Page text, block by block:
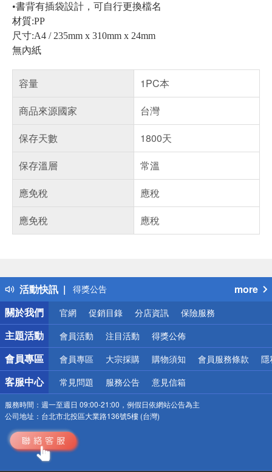
•書背有插袋設計，可自行更換檔名
材質:PP
尺寸:A4 / 235mm x 310mm x 24mm
無內紙
容量
1PC本
商品來源國家
台灣
保存天數
1800天
保存溫層
常溫
應免稅
應稅
應免稅
應稅
活動快訊
得獎公告
熱門話題
銀行優惠
偏遠地區配送
詐騙網頁！請小心！
more
關於我們
官網 促銷目錄 分店資訊 保險服務
主題活動 會員活動 注目活動 得獎公佈
會員專區 會員專區 大宗採購 購物須知 會員服務條款 隱
客服中心 常見問題 服務公告 意見信箱
服務時間： 週一至週日 09:00-21:00，例假日依網站公告為主
公司地址： 台北市北投區大業路136號5樓 (台灣)